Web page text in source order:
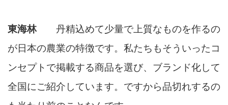
東海林 丹精込めて少量で上質なものを作るの
が日本の農業の特徴です。私たちもそういったコ
ンセプトで掲載する商品を選び、ブランド化して
全国にご紹介しています。ですから品切れするの